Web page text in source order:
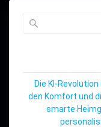
Die KI-
den Komfort und
smarte